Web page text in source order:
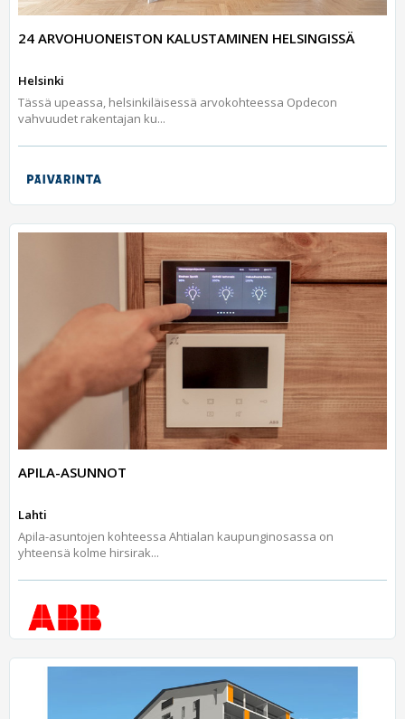
24 ARVOHUONEISTON KALUSTAMINEN HELSINGISSÄ
Helsinki
Tässä upeassa, helsinkiläisessä arvokohteessa Opdecon
vahvuudet rakentajan ku...
APILA-ASUNNOT
Lahti
Apila-asuntojen kohteessa Ahtialan kaupunginosassa on
yhteensä kolme hirsirak...